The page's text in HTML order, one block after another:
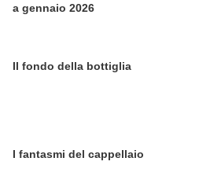
a gennaio 2026
Il fondo della bottiglia
I fantasmi del cappellaio